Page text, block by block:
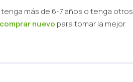
más de 6-7 años o tenga otros
nuevo para tomar la mejor